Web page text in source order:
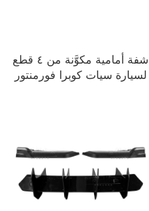
شفة أمامية مكوَّنة من ٤ قطع
لسيارة سيات كوبرا فورمنتور